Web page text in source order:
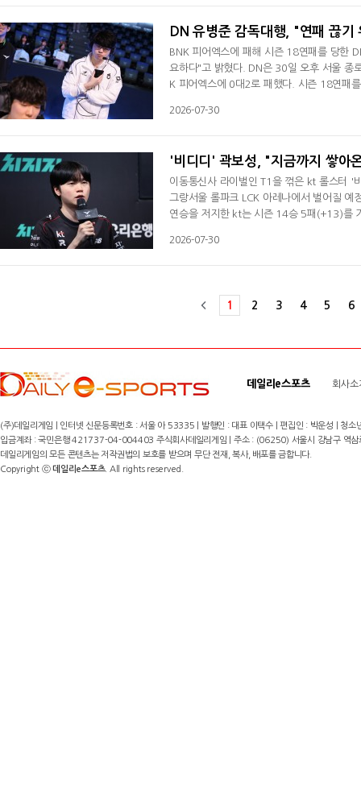
DN 유병준 감독대행, "연패 끊기
BNK 피어엑스에 패해 시즌 18연패를 당한
요하다"고 밝혔다. DN은 30일 오후 서울 종로구 그랑서울 롤파크 LCK 아레나에서 열린 LCK 라이즈 그룹 3라운드서 BN
K 피어엑스에 0대2로 패했다. 시즌 18연패
며 "하지만 그 부분을 하지 못했고 좀 소극적
2026-07-30
'비디디' 곽보성, "지금까지 쌓아
이동통신사 라이벌인 T1을 꺾은 kt 롤스터 '
그랑서울 롤파크 LCK 아레나에서 벌어질
연승을 저지한 kt는 시즌 14승 5패(+13)를
이 지날수록 흐트러지는 모습이 좀 나왔다"
2026-07-30
1 2 3 4 5 6
데일리e스포츠 회사소
(주)데일리게임 | 인터넷 신문등록번호 : 서울 아 53335 | 발행인 : 대표 이택수 | 편집인 : 박운성 |
입금계좌 : 국민은행 421737-04-004403 주식회사데일리게임 | 주소 : (06250) 서울시 강남구
데일리게임의 모든 콘텐츠는 저작권법의 보호를 받으며 무단 전재, 복사, 배포를 금합니다.
Copyright ⓒ데일리e스포츠. All rights reserved.